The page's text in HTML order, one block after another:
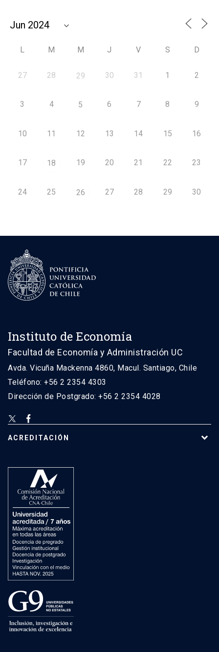
L M M J V S D
27 28 29 30 31 1 2
3 4 5 6 7 8 9
10 11 12 13 14 15 16
17 18 19 20 21 22 23
24 25 26 27 28 29 30
Instituto de Economía
Facultad de Economía y Administración UC
Avda. Vicuña Mackenna 4860, Macul. Santiago, Chile
Teléfono: +56 2 2354 4303
Dirección de Postgrado: +56 2 2354 4028
ACREDITACIÓN